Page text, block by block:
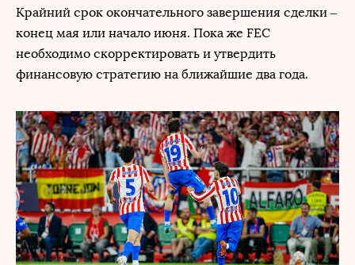
Крайний срок окончательного завершения сделки –
конец мая или начало июня. Пока же FEC
необходимо скорректировать и утвердить
финансовую стратегию на ближайшие два года.